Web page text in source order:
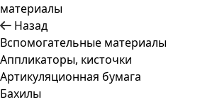
материалы
Назад
Вспомогательные материалы
Аппликаторы, кисточки
Артикуляционная бумага
Бахилы